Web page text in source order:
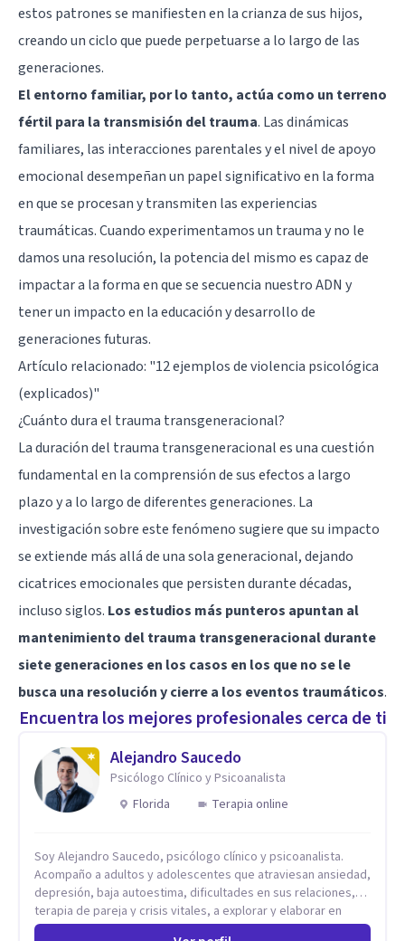
estos patrones se manifiesten en la crianza de sus hijos,
creando un ciclo que puede perpetuarse a lo largo de las
generaciones.
El entorno familiar, por lo tanto, actúa como un terreno
fértil para la transmisión del trauma. Las dinámicas
familiares, las interacciones parentales y el nivel de apoyo
emocional desempeñan un papel significativo en la forma
en que se procesan y transmiten las experiencias
traumáticas. Cuando experimentamos un trauma y no le
damos una resolución, la potencia del mismo es capaz de
impactar a la forma en que se secuencia nuestro ADN y
tener un impacto en la educación y desarrollo de
generaciones futuras.
Artículo relacionado: "12 ejemplos de violencia psicológica
(explicados)"
¿Cuánto dura el trauma transgeneracional?
La duración del trauma transgeneracional es una cuestión
fundamental en la comprensión de sus efectos a largo
plazo y a lo largo de diferentes generaciones. La
investigación sobre este fenómeno sugiere que su impacto
se extiende más allá de una sola generacional, dejando
cicatrices emocionales que persisten durante décadas,
incluso siglos. Los estudios más punteros apuntan al
mantenimiento del trauma transgeneracional durante
siete generaciones en los casos en los que no se le
busca una resolución y cierre a los eventos traumáticos.
Encuentra los mejores profesionales cerca de ti
Alejandro Saucedo
Psicólogo Clínico y Psicoanalista
Florida
Terapia online
Soy Alejandro Saucedo, psicólogo clínico y psicoanalista.
Acompaño a adultos y adolescentes que atraviesan ansiedad,
depresión, baja autoestima, dificultades en sus relaciones,
terapia de pareja y crisis vitales, a explorar y elaborar en
profundidad los conflictos internos que generan malestar en